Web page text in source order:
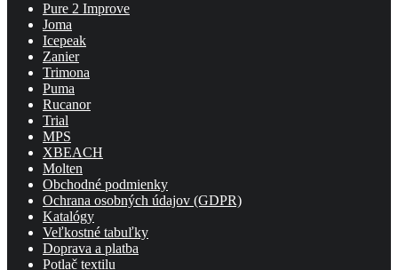
Pure 2 Improve
Joma
Icepeak
Zanier
Trimona
Puma
Rucanor
Trial
MPS
XBEACH
Molten
Obchodné podmienky
Ochrana osobných údajov (GDPR)
Katalógy
Veľkostné tabuľky
Doprava a platba
Potlač textilu